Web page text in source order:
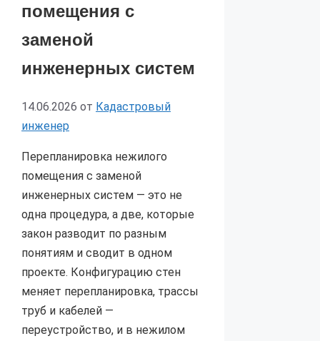
помещения с
заменой
инженерных систем
14.06.2026 от Кадастровый
инженер
Перепланировка нежилого
помещения с заменой
инженерных систем — это не
одна процедура, а две, которые
закон разводит по разным
понятиям и сводит в одном
проекте. Конфигурацию стен
меняет перепланировка, трассы
труб и кабелей —
переустройство, и в нежилом